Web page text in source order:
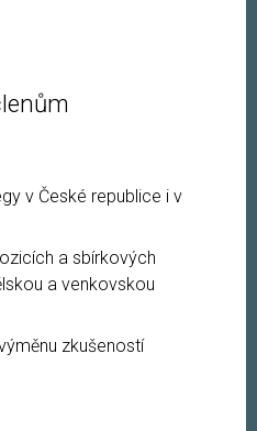
v České republice i v
a sbírkových
a venkovskou
zkušeností